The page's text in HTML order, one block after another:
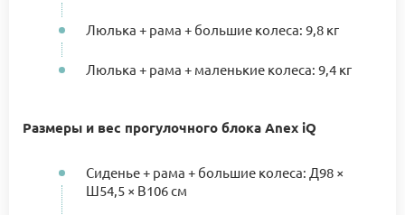
Люлька + рама + большие колеса: 9,8 кг
Люлька + рама + маленькие колеса: 9,4 кг
Размеры и вес прогулочного блока Anex iQ
Сиденье + рама + большие колеса: Д98 ×
Ш54,5 × В106 см